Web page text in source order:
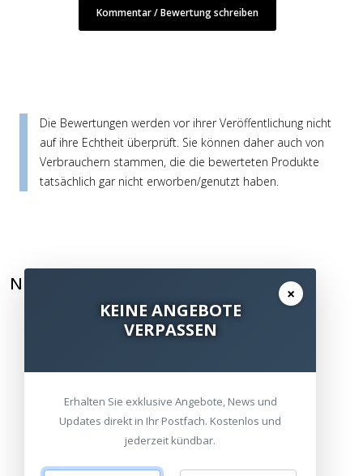
Kommentar / Bewertung schreiben
Die Bewertungen werden vor ihrer Veröffentlichung nicht
auf ihre Echtheit überprüft. Sie können daher auch von
Verbrauchern stammen, die die bewerteten Produkte
tatsächlich gar nicht erworben/genutzt haben.
NEWSLETTER ABONNIEREN ×
KEINE ANGEBOTE
VERPASSEN
Erhalten Sie exklusive Angebote, News und
Updates direkt in Ihr Postfach. Kostenlos und
jederzeit kündbar.